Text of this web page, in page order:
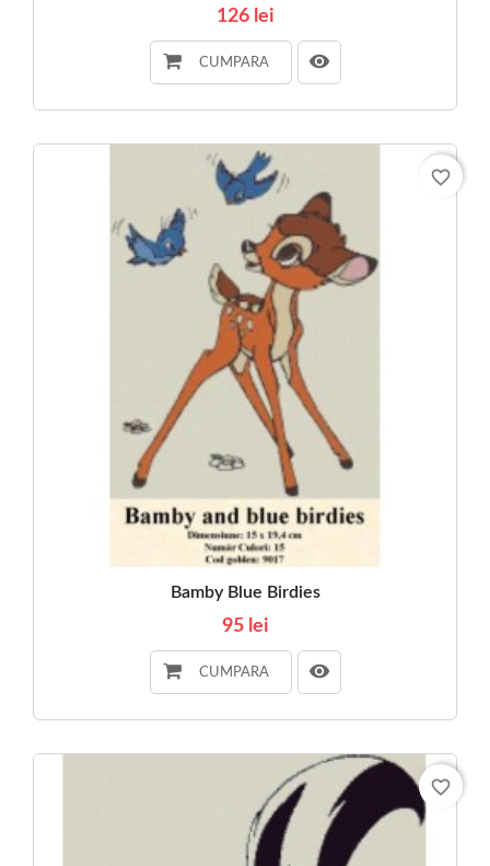
126 lei
CUMPARA
Bamby Blue Birdies
95 lei
CUMPARA
favorite_border
favorite_border